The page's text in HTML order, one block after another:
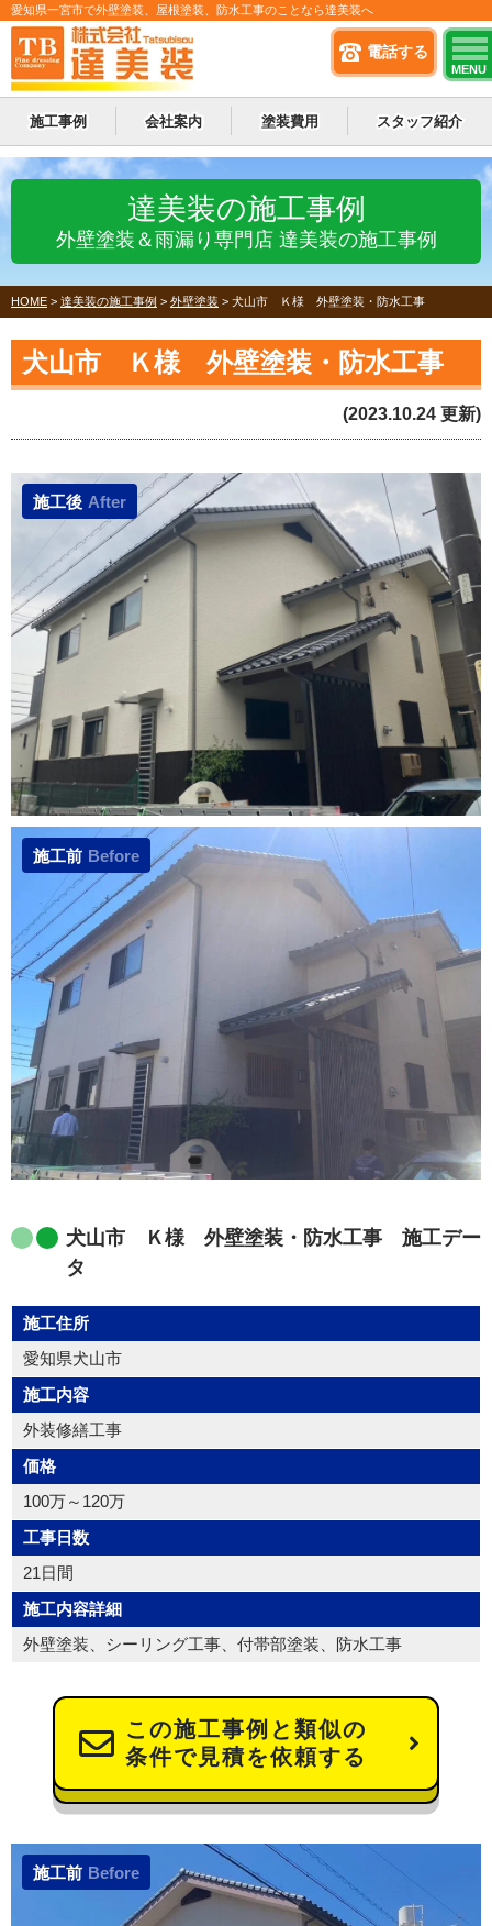
電話する
MENU
愛知県一宮市で外壁塗装、屋根塗装、防水工事のことなら達美装へ
施工事例 会社案内 塗装費用 スタッフ紹介
達美装の施工事例
外壁塗装＆雨漏り専門店 達美装の施工事例
HOME > 達美装の施工事例 > 外壁塗装 > 犬山市 Ｋ様 外壁塗装・防水工事
犬山市 Ｋ様 外壁塗装・防水工事
(2023.10.24 更新)
施工後 After
施工前 Before
犬山市 Ｋ様 外壁塗装・防水工事 施工デー
タ
施工住所
愛知県犬山市
施工内容
外装修繕工事
価格
100万～120万
工事日数
21日間
施工内容詳細
外壁塗装、シーリング工事、付帯部塗装、防水工事
この施工事例と類似の
条件で見積を依頼する
施工前 Before